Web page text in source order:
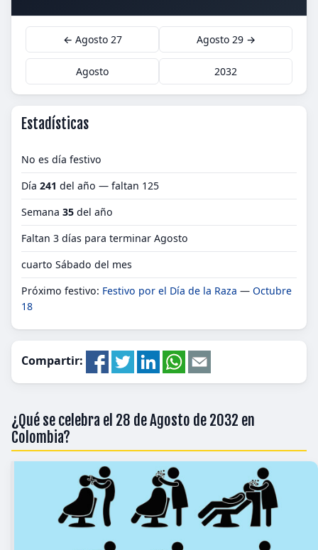
← Agosto 27 Agosto 29 →
Agosto 2032
Estadísticas
No es día festivo
Día 241 del año — faltan 125
Semana 35 del año
Faltan 3 días para terminar Agosto
cuarto Sábado del mes
Próximo festivo: Festivo por el Día de la Raza — Octubre
18
Compartir:
¿Qué se celebra el 28 de Agosto de 2032 en
Colombia?